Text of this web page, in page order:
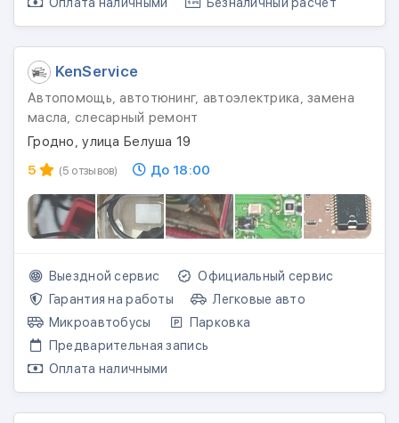
KenService
Автопомощь, автотюнинг, автоэлектрика, замена
масла, слесарный ремонт
Гродно, улица Белуша 19
5
(5 отзывов) До 18:00
Выездной сервис
Официальный сервис
Гарантия на работы
Легковые авто
Микроавтобусы
Парковка
Предварительная запись
Оплата наличными